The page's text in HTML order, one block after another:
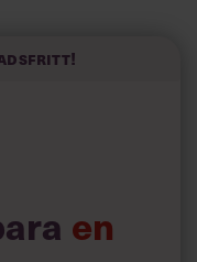
uppsving när
och syntetiskt
ersättas.
frånen